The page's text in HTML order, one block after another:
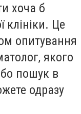
хоча б
клініки. Це
опитування
якого
пошук в
одразу